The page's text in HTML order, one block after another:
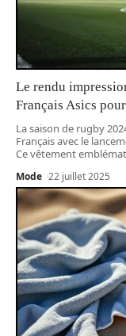
Le rendu
Français Asics
La saison de rugby
Français avec le
Ce vêtement
Mode 22 juillet 2025